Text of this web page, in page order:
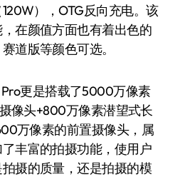
），OTG反向充电。该
在颜值方面也有着出色的
道版等颜色可选。
更是搭载了5000万像素
像头+800万像素潜望式长
万像素的前置摄像头，属
丰富的拍摄功能，使用户
摄的质量，还是拍摄的模